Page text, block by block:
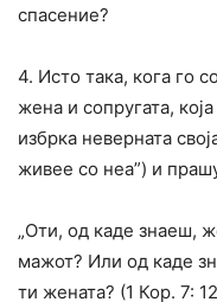
спасение?
4. Исто така, кога го
жена и сопругата,
избрка неверната
живее со неа”) и
„Оти, од каде знаеш,
мажот? Или од каде
ти жената? (1 Кор. 7: